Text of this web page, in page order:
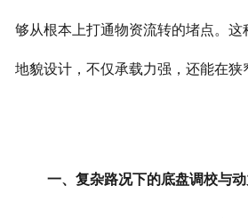
够从根本上打通物资流转的堵点。这
地貌设计，不仅承载力强，还能在狭
一、复杂路况下的底盘调校与